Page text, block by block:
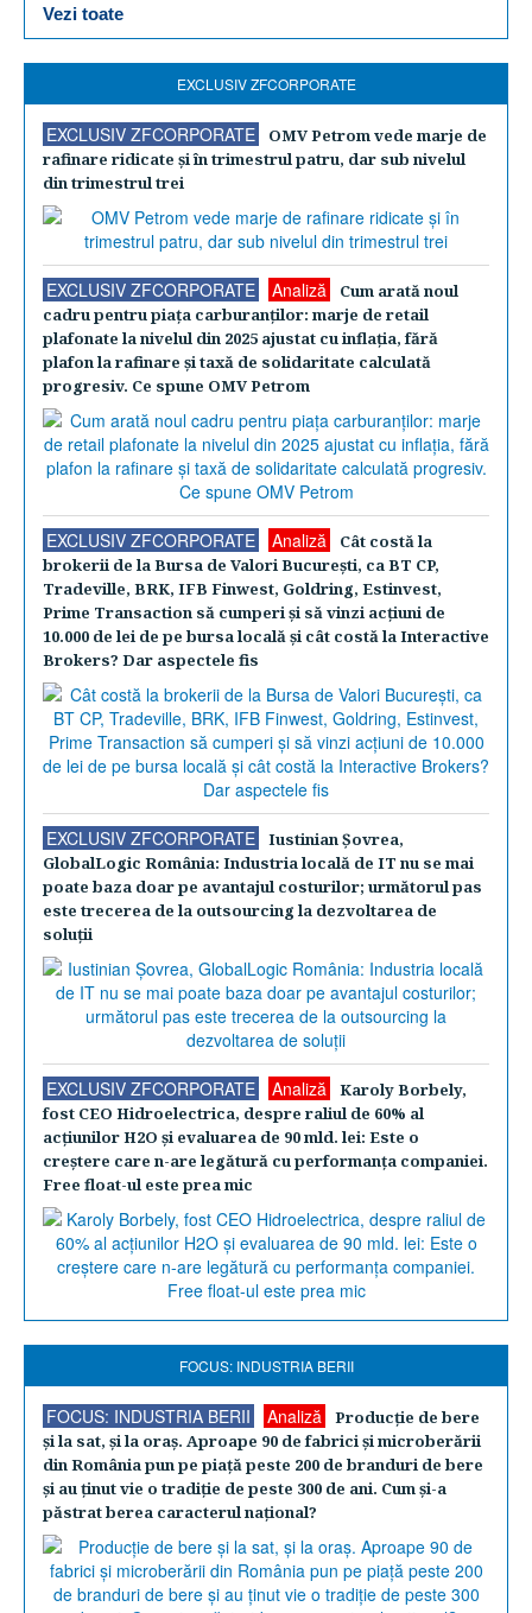
Vezi toate
EXCLUSIV ZFCORPORATE
EXCLUSIV ZFCORPORATE
OMV Petrom vede marje de
rafinare ridicate şi în trimestrul patru, dar sub nivelul
din trimestrul trei
EXCLUSIV ZFCORPORATE Analiză
Cum arată noul
cadru pentru piaţa carburanţilor: marje de retail
plafonate la nivelul din 2025 ajustat cu inflaţia, fără
plafon la rafinare şi taxă de solidaritate calculată
progresiv. Ce spune OMV Petrom
EXCLUSIV ZFCORPORATE Analiză
Cât costă la
brokerii de la Bursa de Valori Bucureşti, ca BT CP,
Tradeville, BRK, IFB Finwest, Goldring, Estinvest,
Prime Transaction să cumperi şi să vinzi acţiuni de
10.000 de lei de pe bursa locală şi cât costă la Interactive
Brokers? Dar aspectele fis
EXCLUSIV ZFCORPORATE
Iustinian Şovrea,
GlobalLogic România: Industria locală de IT nu se mai
poate baza doar pe avantajul costurilor; următorul pas
este trecerea de la outsourcing la dezvoltarea de
soluţii
EXCLUSIV ZFCORPORATE Analiză
Karoly Borbely,
fost CEO Hidroelectrica, despre raliul de 60% al
acţiunilor H2O şi evaluarea de 90 mld. lei: Este o
creştere care n-are legătură cu performanţa companiei.
Free float-ul este prea mic
FOCUS: INDUSTRIA BERII
FOCUS: INDUSTRIA BERII Analiză
Producţie de bere
şi la sat, şi la oraş. Aproape 90 de fabrici şi microberării
din România pun pe piaţă peste 200 de branduri de bere
şi au ţinut vie o tradiţie de peste 300 de ani. Cum şi-a
păstrat berea caracterul naţional?